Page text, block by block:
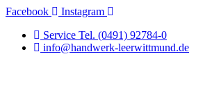
Zum
springen
Facebook
Instagram
Service Tel. (0491) 92784-0
info@handwerk-leerwittmund.de